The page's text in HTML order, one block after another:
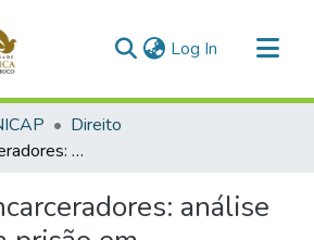
Log In (current)
Direito
Discursos encarceradores: análise da cultura da prisão em descompasso com as regras da resolução 369-CNJ no contexto das reclusas de Buíque-PE.
análise